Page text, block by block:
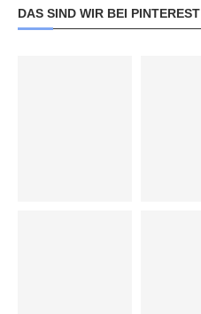
DAS SIND WIR BEI PINTEREST